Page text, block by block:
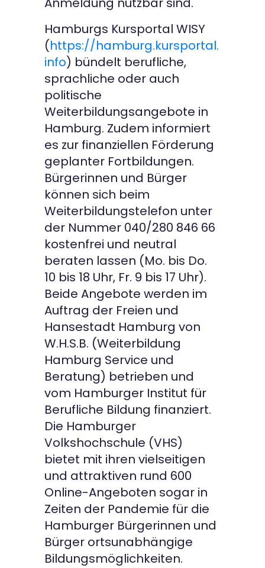
Hamburgs Kursportal WISY
(https://hamburg.kursportal.
info) bündelt berufliche,
sprachliche oder auch
politische
Weiterbildungsangebote in
Hamburg. Zudem informiert
es zur finanziellen Förderung
geplanter Fortbildungen.
Bürgerinnen und Bürger
können sich beim
Weiterbildungstelefon unter
der Nummer 040/280 846 66
kostenfrei und neutral
beraten lassen (Mo. bis Do.
10 bis 18 Uhr, Fr. 9 bis 17 Uhr).
Beide Angebote werden im
Auftrag der Freien und
Hansestadt Hamburg von
W.H.S.B. (Weiterbildung
Hamburg Service und
Beratung) betrieben und
vom Hamburger Institut für
Berufliche Bildung finanziert.
Die Hamburger
Volkshochschule (VHS)
bietet mit ihren vielseitigen
und attraktiven rund 600
Online-Angeboten sogar in
Zeiten der Pandemie für die
Hamburger Bürgerinnen und
Bürger ortsunabhängige
Bildungsmöglichkeiten.